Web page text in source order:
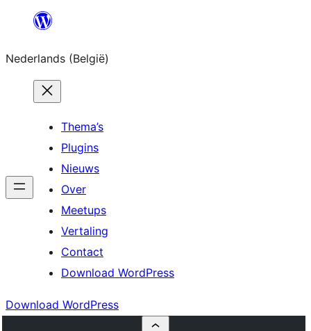
Spring
de
inhoud
Nederlands (België)
Thema’s
Plugins
Nieuws
Over
Meetups
Vertaling
Contact
Download WordPress
Download WordPress